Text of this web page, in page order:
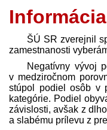
ŠÚ SR zverejnil
zamestnanosti
Negatívny vývoj
v medziročnom
stúpol podiel osôb v
kategórie. Podiel
závislosti, avšak z
a slabému prílevu z